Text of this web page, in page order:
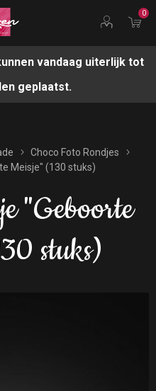
0
vandaag uiterlijk tot
geplaatst.
Choco Foto Rondjes
Meisje" (130 stuks)
"Geboorte
stuks)